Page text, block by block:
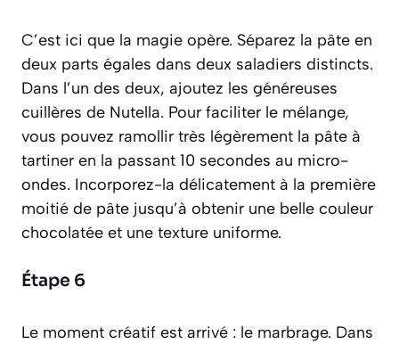
C’est ici que la magie opère. Séparez la pâte en
deux parts égales dans deux saladiers distincts.
Dans l’un des deux, ajoutez les généreuses
cuillères de Nutella. Pour faciliter le mélange,
vous pouvez ramollir très légèrement la pâte à
tartiner en la passant 10 secondes au micro-
ondes. Incorporez-la délicatement à la première
moitié de pâte jusqu’à obtenir une belle couleur
chocolatée et une texture uniforme.
Étape 6
Le moment créatif est arrivé : le marbrage. Dans